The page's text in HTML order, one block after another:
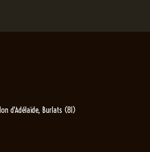
d'Adélaïde, Burlats (81)